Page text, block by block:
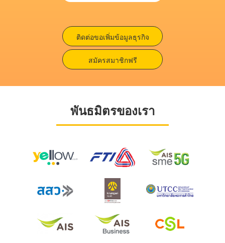
ติดต่อขอเพิ่มข้อมูลธุรกิจ
สมัครสมาชิกฟรี
พันธมิตรของเรา